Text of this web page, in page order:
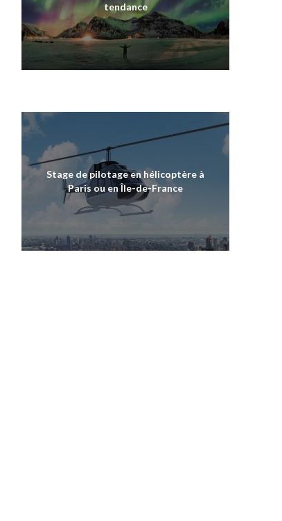
tendance
Stage de pilotage en hélicoptère à
Paris ou en Île-de-France